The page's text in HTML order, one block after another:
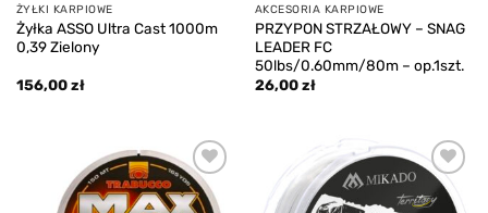
ŻYŁKI KARPIOWE
Żyłka ASSO Ultra Cast 1000m
0,39 Zielony
156,00zł
AKCESORIA KARPIOWE
PRZYPON STRZAŁOWY – SNAG
LEADER FC
50lbs/0.60mm/80m – op.1szt.
26,00zł
Add to
wishlist
Add to
wishlist